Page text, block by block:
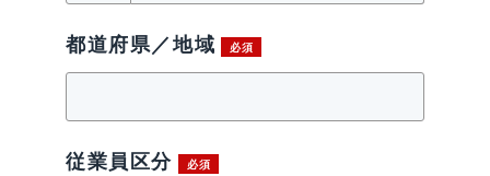
都道府県／地域
従業員区分